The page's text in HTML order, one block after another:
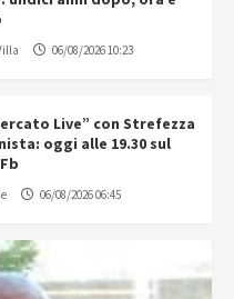
06/08/2026 10:23
Live” con Strefezza
oggi alle 19.30 sul
06/08/2026 06:45